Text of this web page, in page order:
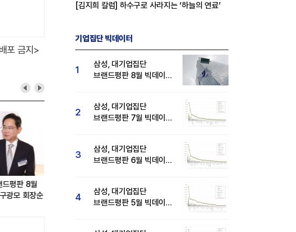
포 금지>
드평판 8월
광모 회장순
다양화와 완벽한 국산화 이뤄내
카카오, 2분기 매출 2조·영업익
2770억 '역대 최대'..."플랫폼 사업
전반 고른 성장"
[김지희 칼럼] 하수구로 사라지는 ‘하늘의 연료’
기업집단 빅데이터
1
삼성, 대기업집단
브랜드평판 8월 빅데이터
2
삼성, 대기업집단
브랜드평판 7월 빅데이터
3
삼성, 대기업집단
브랜드평판 6월 빅데이터
4
삼성, 대기업집단
브랜드평판 5월 빅데이터